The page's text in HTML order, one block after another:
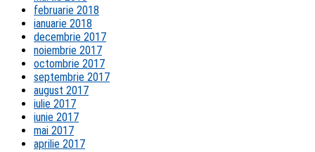
februarie 2018
ianuarie 2018
decembrie 2017
noiembrie 2017
octombrie 2017
septembrie 2017
august 2017
iulie 2017
iunie 2017
mai 2017
aprilie 2017